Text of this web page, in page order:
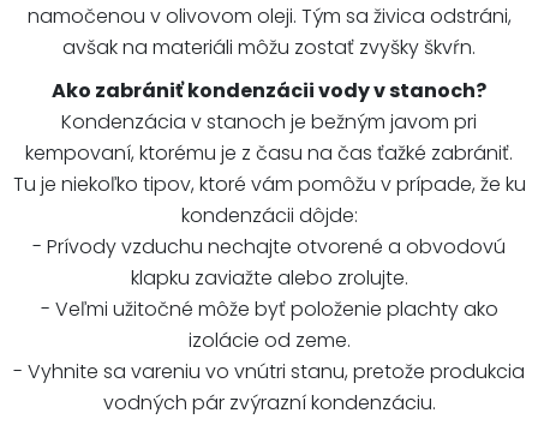
namočenou v olivovom oleji. Tým sa živica odstráni,
avšak na materiáli môžu zostať zvyšky škvŕn.
Ako zabrániť kondenzácii vody v stanoch?
Kondenzácia v stanoch je bežným javom pri
kempovaní, ktorému je z času na čas ťažké zabrániť.
Tu je niekoľko tipov, ktoré vám pomôžu v prípade, že ku
kondenzácii dôjde:
- Prívody vzduchu nechajte otvorené a obvodovú
klapku zaviažte alebo zrolujte.
- Veľmi užitočné môže byť položenie plachty ako
izolácie od zeme.
- Vyhnite sa vareniu vo vnútri stanu, pretože produkcia
vodných pár zvýrazní kondenzáciu.